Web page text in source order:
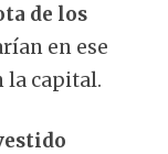
de los
en ese
la capital.